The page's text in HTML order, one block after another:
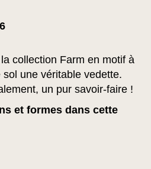
collection Farm en motif à
une véritable vedette.
un pur savoir-faire !
et formes dans cette